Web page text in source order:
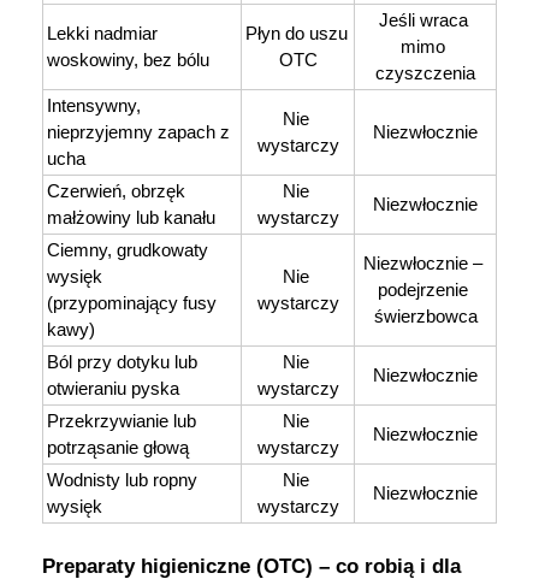
Lekki nadmiar
woskowiny, bez bólu
Płyn do uszu
OTC
Jeśli wraca
mimo
czyszczenia
Intensywny,
nieprzyjemny zapach z
ucha
Nie
wystarczy
Niezwłocznie
Czerwień, obrzęk
małżowiny lub kanału
Nie
wystarczy
Niezwłocznie
Ciemny, grudkowaty
wysięk
(przypominający fusy
kawy)
Nie
wystarczy
Niezwłocznie –
podejrzenie
świerzbowca
Ból przy dotyku lub
otwieraniu pyska
Nie
wystarczy
Niezwłocznie
Przekrzywianie lub
potrząsanie głową
Nie
wystarczy
Niezwłocznie
Wodnisty lub ropny
wysięk
Nie
wystarczy
Niezwłocznie
Preparaty higieniczne (OTC) – co robią i dla